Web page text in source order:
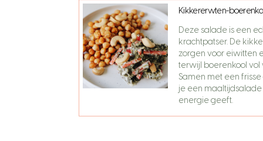
Kikkererwten-
Deze salade is een
krachtpatser. De
zorgen voor eiwitten
terwijl boerenkool vol
Samen met een
je een
energie geeft.